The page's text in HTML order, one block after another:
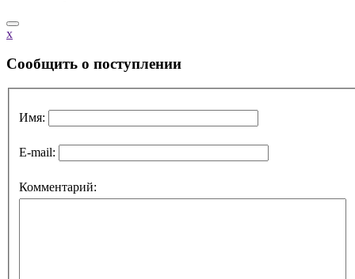
x
Cообщить о поступлении
Имя:
E-mail:
Комментарий: